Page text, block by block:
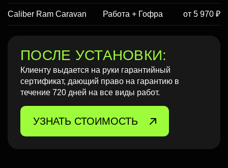
Caliber Ram Caravan Работа + Гофра от 5 970 ₽
ПОСЛЕ УСТАНОВКИ:
Клиенту выдается на руки гарантийный
сертификат, дающий право на гарантию в
течение 720 дней на все виды работ.
УЗНАТЬ СТОИМОСТЬ